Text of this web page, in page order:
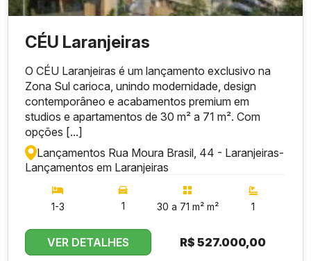
CÉU Laranjeiras
O CÉU Laranjeiras é um lançamento exclusivo na
Zona Sul carioca, unindo modernidade, design
contemporâneo e acabamentos premium em
studios e apartamentos de 30 m² a 71 m². Com
opções [...]
Lançamentos Rua Moura Brasil, 44 - Laranjeiras-
Lançamentos em Laranjeiras
1-3 1 30 a 71 m² m² 1
VER DETALHES R$ 527.000,00